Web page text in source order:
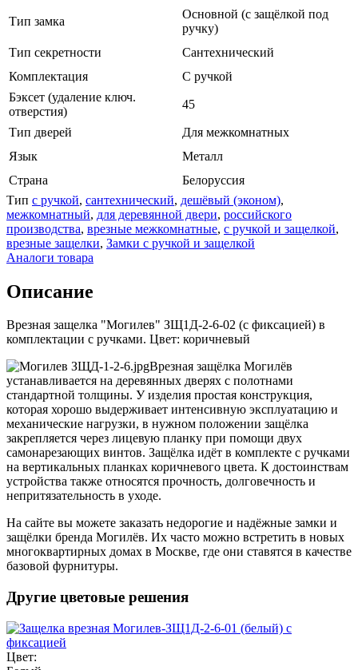
Тип замка
Основной (с защёлкой под
ручку)
Тип секретности
Сантехнический
Комплектация
С ручкой
Бэксет (удаление ключ.
отверстия)
45
Тип дверей
Для межкомнатных
Язык
Металл
Страна
Белоруссия
Тип с ручкой, сантехнический, дешёвый (эконом),
межкомнатный, для деревянной двери, российского
производства, врезные межкомнатные, с ручкой и защелкой,
врезные защелки, Замки с ручкой и защелкой
Аналоги товара
Описание
Врезная защелка "Могилев" ЗЩ1Д-2-6-02 (с фиксацией) в
комплектации с ручками. Цвет: коричневый
Врезная защёлка Могилёв
устанавливается на деревянных дверях с полотнами
стандартной толщины. У изделия простая конструкция,
которая хорошо выдерживает интенсивную эксплуатацию и
механические нагрузки, в нужном положении защёлка
закрепляется через лицевую планку при помощи двух
самонарезающих винтов. Защёлка идёт в комплекте с ручками
на вертикальных планках коричневого цвета. К достоинствам
устройства также относятся прочность, долговечность и
непритязательность в уходе.
На сайте вы можете заказать недорогие и надёжные замки и
защёлки бренда Могилёв. Их часто можно встретить в новых
многоквартирных домах в Москве, где они ставятся в качестве
базовой фурнитуры.
Другие цветовые решения
Цвет: